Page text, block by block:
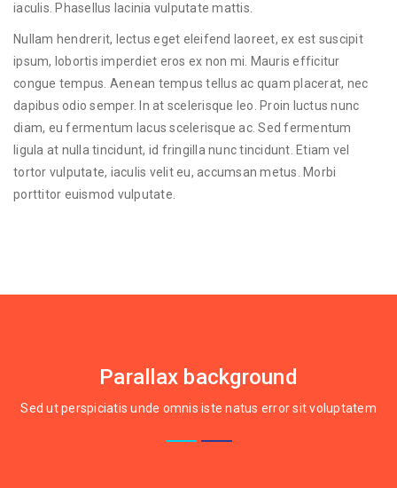
iaculis. Phasellus lacinia vulputate mattis.
Nullam hendrerit, lectus eget eleifend laoreet, ex est suscipit
ipsum, lobortis imperdiet eros ex non mi. Mauris efficitur
congue tempus. Aenean tempus tellus ac quam placerat, nec
dapibus odio semper. In at scelerisque leo. Proin luctus nunc
diam, eu fermentum lacus scelerisque ac. Sed fermentum
ligula at nulla tincidunt, id fringilla nunc tincidunt. Etiam vel
tortor vulputate, iaculis velit eu, accumsan metus. Morbi
porttitor euismod vulputate.
Parallax background
Sed ut perspiciatis unde omnis iste natus error sit voluptatem